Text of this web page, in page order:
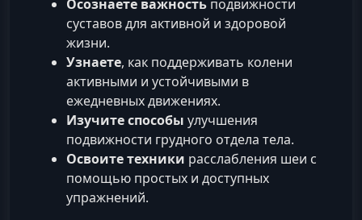
Осознаете важность подвижности
суставов для активной и здоровой
жизни.
Узнаете, как поддерживать колени
активными и устойчивыми в
ежедневных движениях.
Изучите способы улучшения
подвижности грудного отдела тела.
Освоите техники расслабления шеи с
помощью простых и доступных
упражнений.